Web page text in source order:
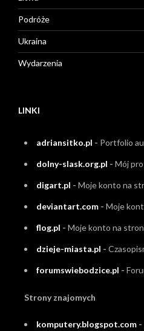
Podróże
Ukraina
Wydarzenia
LINKI
adriansitko.pl - Portfolio
dolny-slask.org.pl - Mój
digart.pl - Moje konto na
deviantart.com - Moje
flog.pl - Moje konto na
dzieje-miasta.pl -
forumswiebodzice.pl -
Strony znajomych
komputery.blogspot.com -